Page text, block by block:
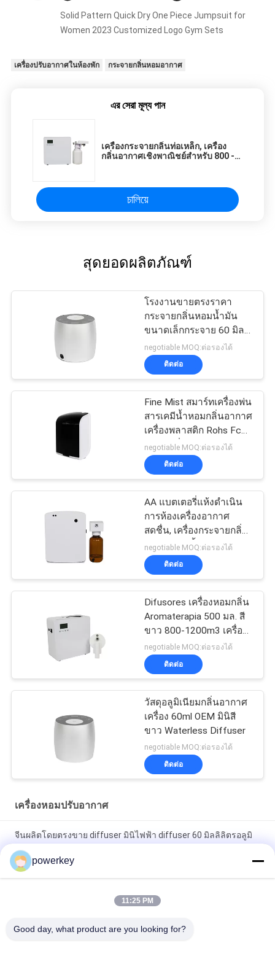
Solid Pattern Quick Dry One Piece Jumpsuit for
Women 2023 Customized Logo Gym Sets
เครื่องปรับอากาศในห้องพัก กระจายกลิ่นหอมอากาศ
এর সেরা মূল্য পান
เครื่องกระจายกลิ่นท่อเหล็ก, เครื่อง
กลิ่นอากาศเชิงพาณิชย์สำหรับ 800 -
চালিয়ে
สุดยอดผลิตภัณฑ์
โรงงานขายตรงราคา
กระจายกลิ่นหอมน้ำมัน
ขนาดเล็กกระจาย 60 มิลลิ
ลิตรอลูมิเนียม
negotiable MOQ:ต่อรองได้
ติดต่อ
Fine Mist สมาร์ทเครื่องพ่น
สารเคมีน้ำหอมกลิ่นอากาศ
เครื่องพลาสติก Rohs Fcc
อนุมัติกลิ่นหอม
negotiable MOQ:ต่อรองได้
ติดต่อ
AA แบตเตอรี่แห้งดำเนิน
การห้องเครื่องอากาศ
สดชื่น, เครื่องกระจายกลิ่น
สำหรับห้องน้ำ
negotiable MOQ:ต่อรองได้
ติดต่อ
Difusores เครื่องหอมกลิ่น
Aromaterapia 500 มล. สี
ขาว 800-1200m3 เครื่อง
หอมครอบคลุม
negotiable MOQ:ต่อรองได้
ติดต่อ
วัสดุอลูมิเนียมกลิ่นอากาศ
เครื่อง 60ml OEM มินิสี
ขาว Waterless Diffuser
negotiable MOQ:ต่อรองได้
ติดต่อ
เครื่องหอมปรับอากาศ
จีนผลิตโดยตรงขาย diffuser มินิไฟฟ้า diffuser 60 มิลลิลิตรอลูมิ
เนียม
โรงงานขายตรงราคากลิ่นหอมน้ำมันหอมระเหยกระจายขนาดเล็ก
กระจายอากาศ 1.57 วัตต์
powerkey
11:25 PM
Good day, what product are you looking for?